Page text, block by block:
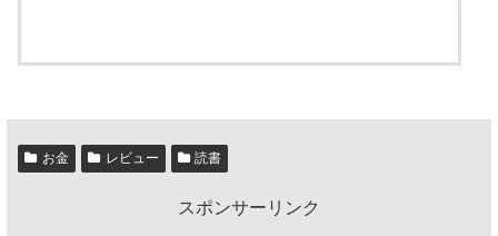
お金 レビュー 読書
スポンサーリンク